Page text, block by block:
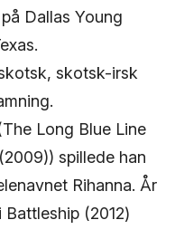
Dallas Young
skotsk-irsk
Long Blue Line
spillede han
Rihanna. År
(2012)